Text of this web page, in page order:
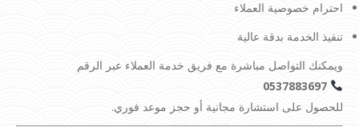
احترام خصوصية العملاء
تنفيذ الخدمة بدقة عالية
ويمكنك التواصل مباشرة مع فريق خدمة العملاء عبر الرقم
0537883697
للحصول على استشارة مجانية أو حجز موعد فوري.